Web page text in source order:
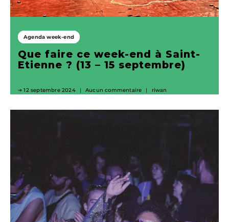
Agenda week-end
Que faire ce week-end à Saint-
Etienne ? (13 – 15 septembre)
12 septembre 2024 Aucun commentaire riwan